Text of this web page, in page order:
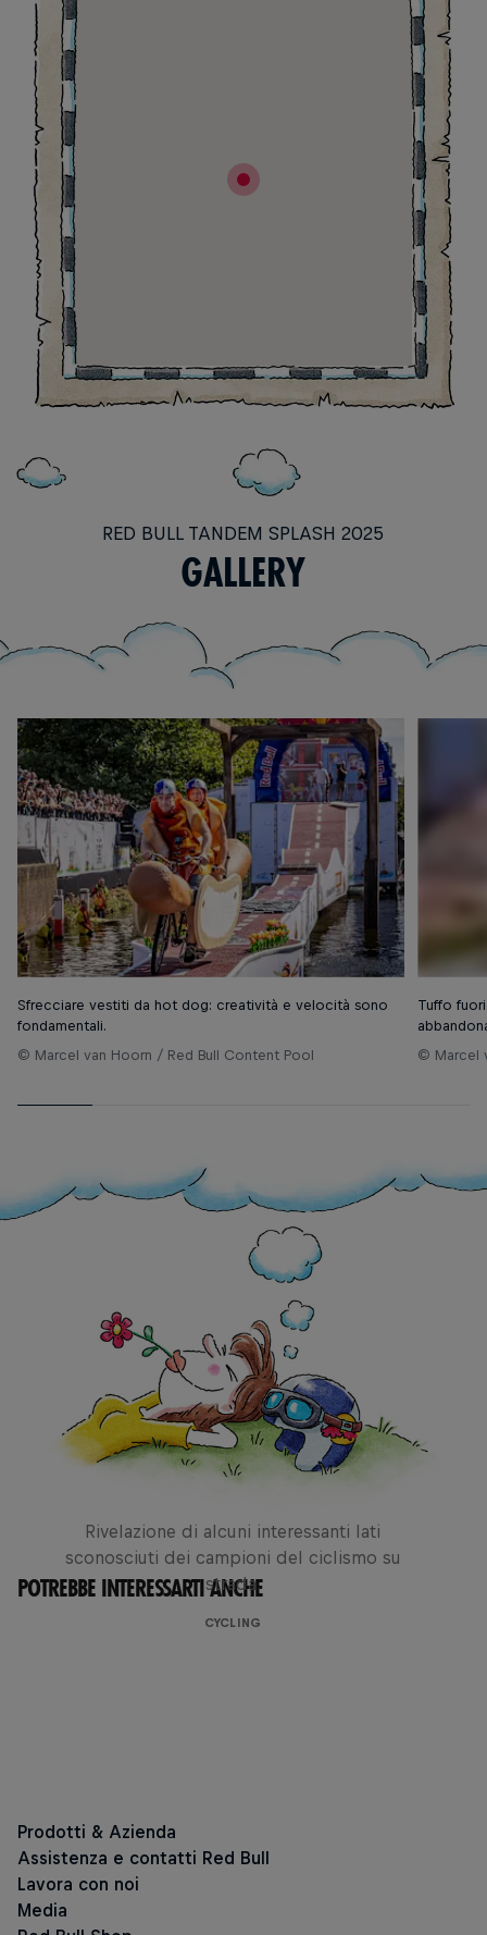
RED BULL TANDEM SPLASH 2025
GALLERY
Sfrecciare vestiti da hot dog: creatività e velocità sono
fondamentali.
© Marcel van Hoorn / Red Bull Content Pool
Tuffo
© Marcel
POTREBBE INTERESSARTI ANCHE
Andorra Cycling Masters
Rivelazione di alcuni interessanti lati
sconosciuti dei campioni del ciclismo su
strada.
CYCLING